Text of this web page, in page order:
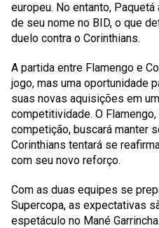
europeu. No entanto,
de seu nome no BID, o que
duelo contra o Corinthians.
A partida entre Flamengo e
jogo, mas uma oportunidade
suas novas aquisições em
competitividade. O
competição, buscará manter
Corinthians tentará se
com seu novo reforço.
Com as duas equipes se
Supercopa, as expectativas
espetáculo no Mané Garrincha.